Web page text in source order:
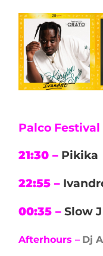
Palco Festival
21:30 – Pikika
22:55 –
00:35 – Slow J
Afterhours – Dj